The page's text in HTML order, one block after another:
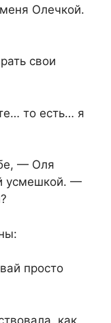
Олечкой.
свои
то есть… я
— Оля
усмешкой. —
просто
как